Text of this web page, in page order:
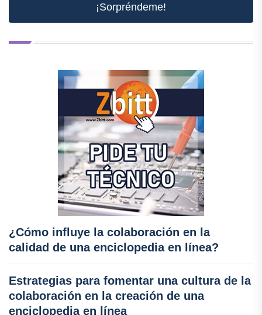
¡Sorpréndeme!
¿Cómo influye la colaboración en la
calidad de una enciclopedia en línea?
Estrategias para fomentar una cultura de la
colaboración en la creación de una
enciclopedia en línea